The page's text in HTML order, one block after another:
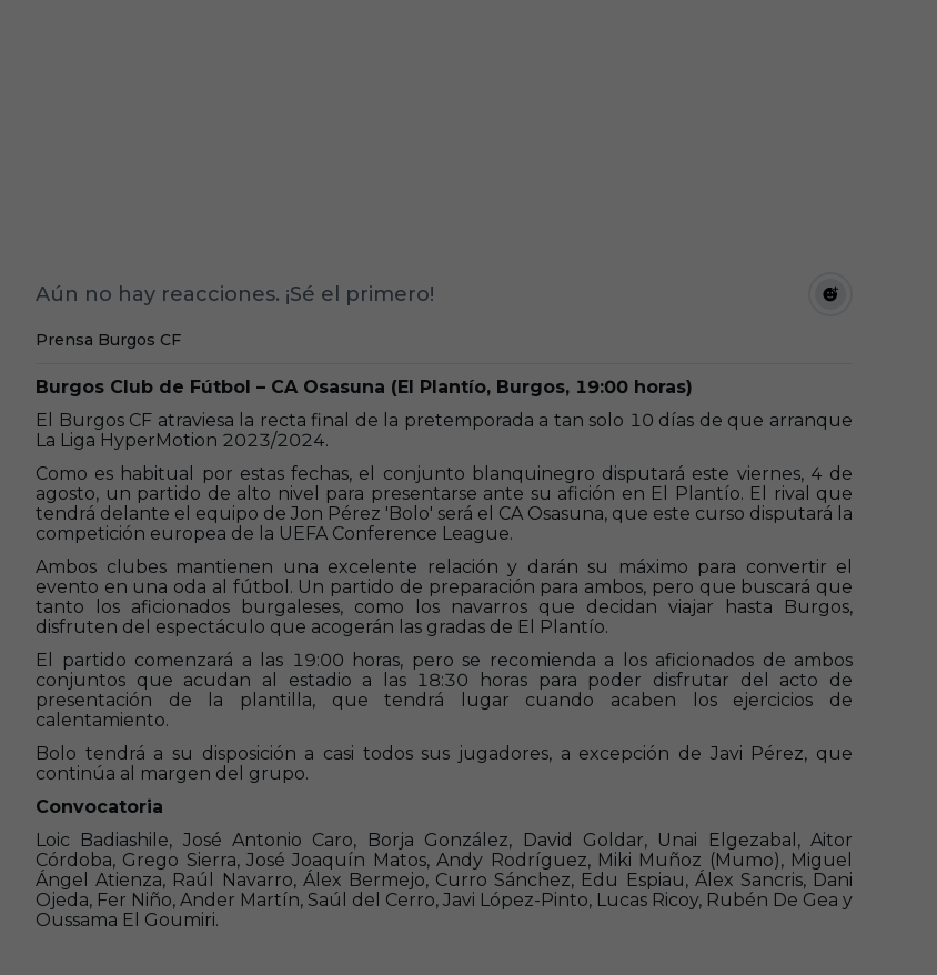
Aún no hay reacciones. ¡Sé el primero!
Prensa Burgos CF
Burgos Club de Fútbol – CA Osasuna (El Plantío, Burgos, 19:00 horas)
El Burgos CF atraviesa la recta final de la pretemporada a tan solo 10 días de que arranque
La Liga HyperMotion 2023/2024.
Como es habitual por estas fechas, el conjunto blanquinegro disputará este viernes, 4 de
agosto, un partido de alto nivel para presentarse ante su afición en El Plantío. El rival que
tendrá delante el equipo de Jon Pérez 'Bolo' será el CA Osasuna, que este curso disputará la
competición europea de la UEFA Conference League.
Ambos clubes mantienen una excelente relación y darán su máximo para convertir el
evento en una oda al fútbol. Un partido de preparación para ambos, pero que buscará que
tanto los aficionados burgaleses, como los navarros que decidan viajar hasta Burgos,
disfruten del espectáculo que acogerán las gradas de El Plantío.
El partido comenzará a las 19:00 horas, pero se recomienda a los aficionados de ambos
conjuntos que acudan al estadio a las 18:30 horas para poder disfrutar del acto de
presentación de la plantilla, que tendrá lugar cuando acaben los ejercicios de
calentamiento.
Bolo tendrá a su disposición a casi todos sus jugadores, a excepción de Javi Pérez, que
continúa al margen del grupo.
Convocatoria
Loic Badiashile, José Antonio Caro, Borja González, David Goldar, Unai Elgezabal, Aitor
Córdoba, Grego Sierra, José Joaquín Matos, Andy Rodríguez, Miki Muñoz (Mumo), Miguel
Ángel Atienza, Raúl Navarro, Álex Bermejo, Curro Sánchez, Edu Espiau, Álex Sancris, Dani
Ojeda, Fer Niño, Ander Martín, Saúl del Cerro, Javi López-Pinto, Lucas Ricoy, Rubén De Gea y
Oussama El Goumiri.